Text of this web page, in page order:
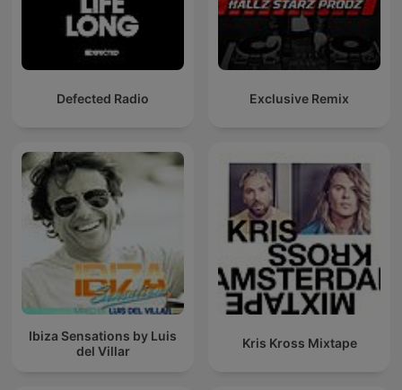
Defected Radio Exclusive Remix
Ibiza Sensations by Luis
del Villar
Kris Kross Mixtape